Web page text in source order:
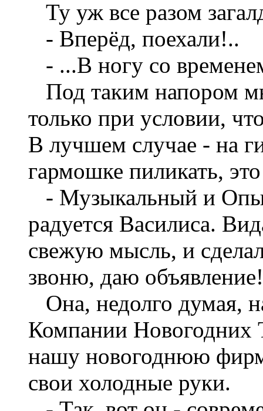
Ту уж все разом
- Вперёд, поехали!..
- ...В ногу со
Под таким напором
только при условии,
В лучшем случае - на
гармошке пиликать,
- Музыкальный и
радуется Василиса.
свежую мысль, и
звоню, даю объявление!
Она, недолго думая,
Компании Новогодних
нашу новогоднюю
свои холодные руки.